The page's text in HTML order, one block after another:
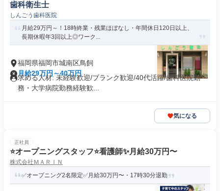
歯科衛生士
しんごう歯科医院
月給29万円～！18時終業・残業ほぼなし・年間休日120日以上、
長期休暇年3回以上◎ワーク...
福岡県福岡市城南区鳥飼
月給29万円～40万円
求める人材: 未経験歓迎/ブランク歓迎/40代活躍/歯科医院勤
務・大学病院勤務経験歓...
気になる
正社員
⭐オープニングスタッフ⭐看護師✨月給30万円〜
株式会社ＭＡＲＩＮ
✅オープニング2名限定✅月給30万円〜・17時30分退勤